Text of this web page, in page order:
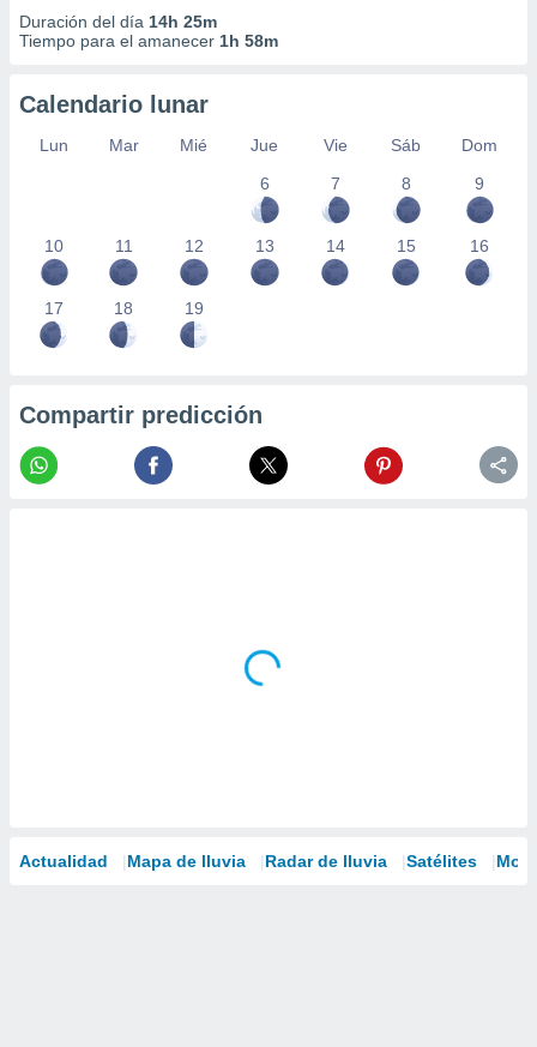
Duración del día 14h 25m
Tiempo para el amanecer 1h 58m
Calendario lunar
Lun Mar Mié Jue Vie Sáb
Dom
6
7 8 9
10 11 12 13 14 15 16
17 18 19
Compartir predicción
Actualidad Mapa de lluvia Radar de lluvia Satélites